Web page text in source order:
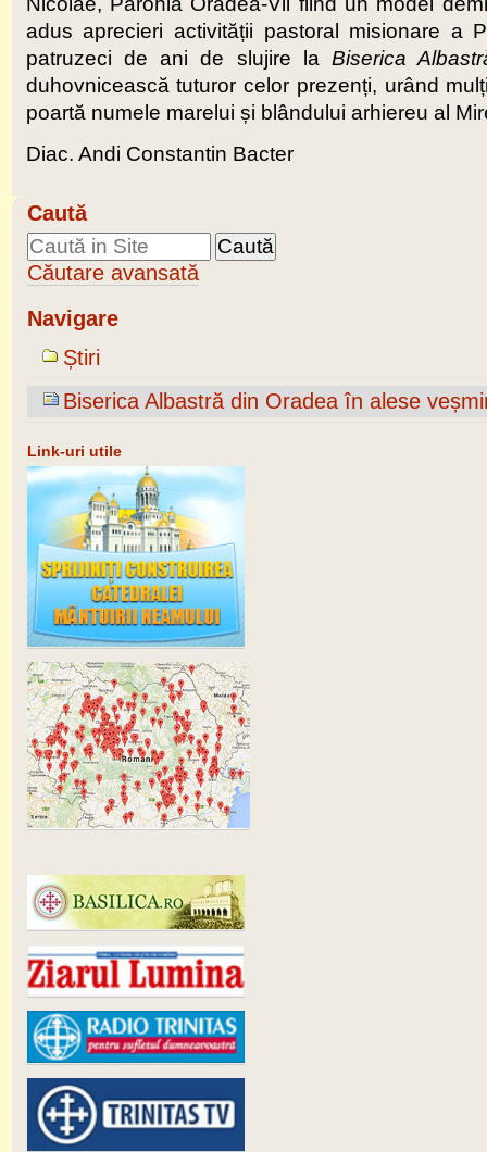
adus aprecieri activității pastoral misionare a
patruzeci de ani de slujire laBiserica
duhovnicească tuturor celor prezenți, urând
poartă numele marelui și blândului arhiereu al
Diac. Andi Constantin Bacter
Caută
Căutare avansată
Navigare
Știri
Biserica Albastră din Oradea în alese
Link-uri utile